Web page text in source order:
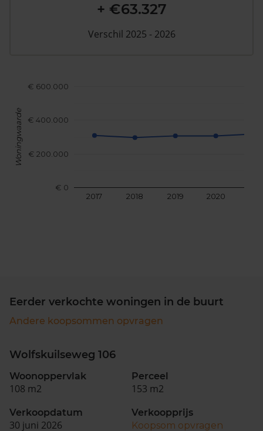
2017 2018 2019 2020
€ 0
€ 200.000
€ 400.000
€ 600.000
Woningwaarde
+ €63.327
Verschil 2025 - 2026
Eerder verkochte woningen in de buurt
Andere koopsommen opvragen
Wolfskuilseweg 106
Woonoppervlak
108 m2
Perceel
153 m2
Verkoopdatum
30 juni 2026
Verkoopprijs
Koopsom opvragen